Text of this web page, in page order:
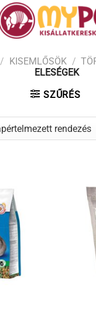
/ KISEMLŐSÖK /
ELESÉGEK
SZŰRÉS